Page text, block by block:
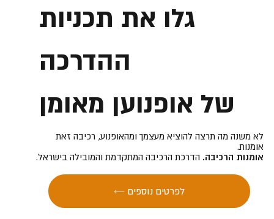
← לפרטים נוספים
גלו את תכניות
ההדרכה
של אופנוען מאומן
לא משנה מה תרצה להוציא מעצמך ומהאופנוע, רכיבה זאת
אומנות.
אומנות הרכיבה. הדרכת הרכיבה המתקדמת והמובילה בישראל.